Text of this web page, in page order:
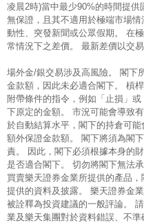
凌晨2時)當中最少90%的時間提
無保證，且其不適用於極端市場
動性、突發新聞或公眾假期。 在
常情況下之差價。 最新差價以交易
場外金/銀交易涉及高風險。 閣下
金款額，因此未必適合閣下。 槓
附帶條件的指令，例如「止損」
下原定的金額。 市況可能會導致
於自動結算水平，閣下的持倉可
額外保證金款額。 閣下將須為閣
責。 因此，閣下必須根據本身的
是否適合閣下。 切勿將閣下無法
買賣樂天證券金業所提供的產品
提供的資料及披露。 樂天證券金
被詮釋為投資建議的一般評論。
業及樂天集團對於資料錯誤、不